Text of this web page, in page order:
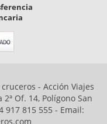
- Acción Viajes
2ª Of. 14, Polígono San
917 815 555 - Email: